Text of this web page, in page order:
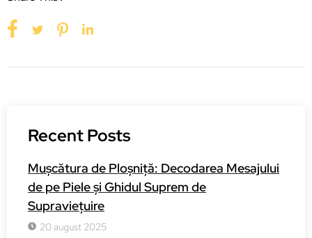
Recent Posts
Mușcătura de Ploșniță: Decodarea Mesajului
de pe Piele și Ghidul Suprem de
Supraviețuire
20 august 2025